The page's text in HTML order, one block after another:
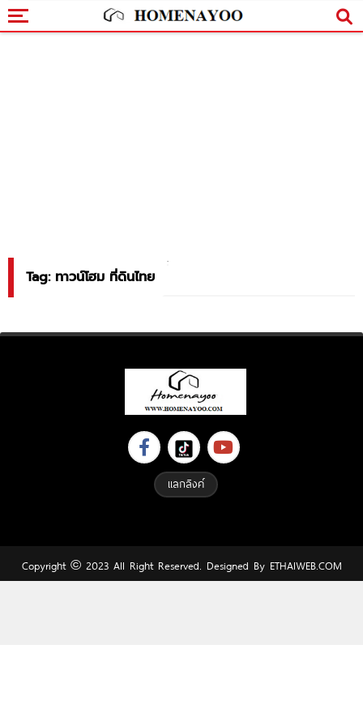
Tag: ทาวน์โฮม ที่ดินไทย
EP
EP.139 รีวิว ทาวน์โฮม กัสโต้ เทพารักษ์ GUSTO TEPARAK
แลกลิงค์
Copyright © 2023 All Right Reserved. Designed By ETHAIWEB.COM